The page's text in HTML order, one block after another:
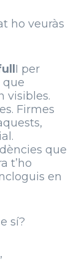
ho veuràs
I per
que
visibles.
Firmes
que
t’ho
en
sí?